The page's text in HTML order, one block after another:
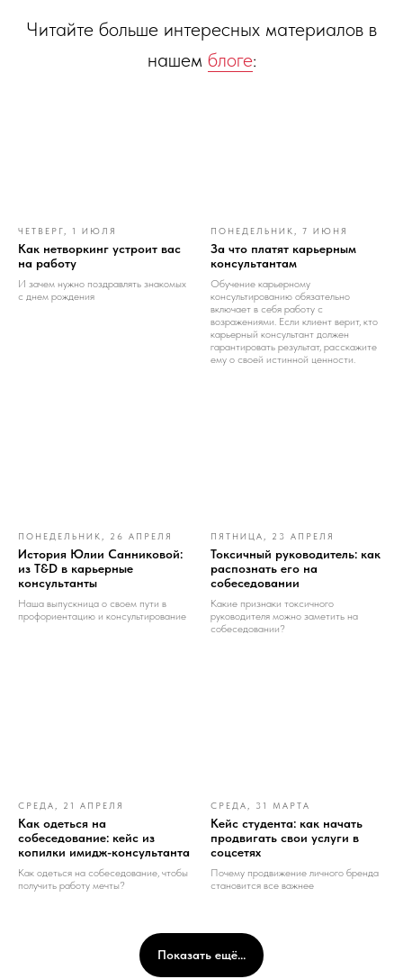
Читайте больше интересных материалов в
нашем блоге:
ЧЕТВЕРГ, 1 ИЮЛЯ
Как нетворкинг устроит вас
на работу
И зачем нужно поздравлять знакомых
с днем рождения
ПОНЕДЕЛЬНИК, 7 ИЮНЯ
За что платят карьерным
консультантам
Обучение карьерному
консультированию обязательно
включает в себя работу с
возражениями. Если клиент верит, кто
карьерный консультант должен
гарантировать результат, расскажите
ему о своей истинной ценности.
ПОНЕДЕЛЬНИК, 26 АПРЕЛЯ
История Юлии Санниковой:
из T&D в карьерные
консультанты
Наша выпускница о своем пути в
профориентацию и консультирование
ПЯТНИЦА, 23 АПРЕЛЯ
Токсичный руководитель: как
распознать его на
собеседовании
Какие признаки токсичного
руководителя можно заметить на
собеседовании?
СРЕДА, 21 АПРЕЛЯ
Как одеться на
собеседование: кейс из
копилки имидж-консультанта
Как одеться на собеседование, чтобы
получить работу мечты?
СРЕДА, 31 МАРТА
Кейс студента: как начать
продвигать свои услуги в
соцсетях
Почему продвижение личного бренда
становится все важнее
Показать ещё...